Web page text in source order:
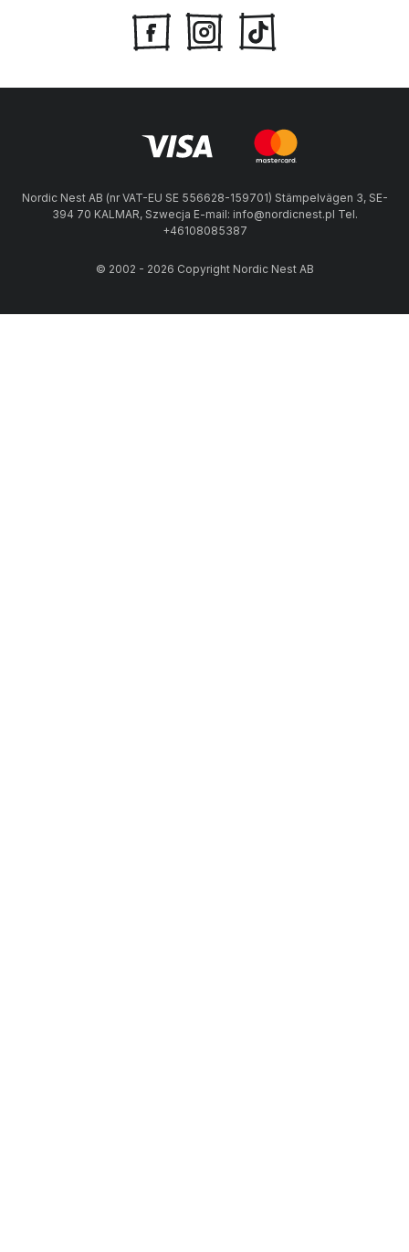
Nordic Nest AB (nr VAT-EU SE 556628-159701) Stämpelvägen 3, SE-
394 70 KALMAR, Szwecja E-mail: info@nordicnest.pl Tel.
+46108085387
© 2002 - 2026 Copyright Nordic Nest AB